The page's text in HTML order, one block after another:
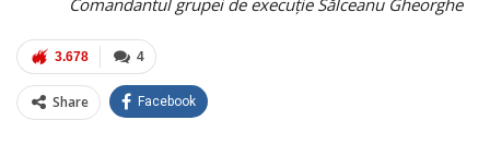
4
3.678
Share Facebook